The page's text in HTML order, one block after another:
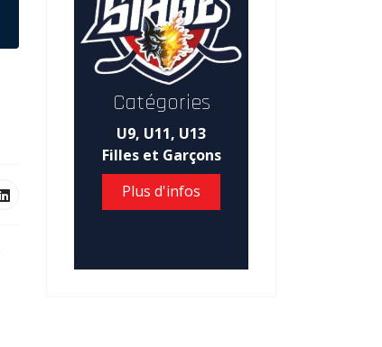
Catégories
U9, U11, U13
Filles et Garçons
Plus d'infos